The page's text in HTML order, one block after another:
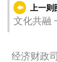
上一
文化共融
经济财政